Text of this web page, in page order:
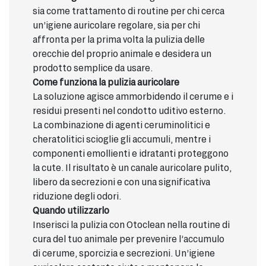
sia come trattamento di routine per chi cerca
un’igiene auricolare regolare, sia per chi
affronta per la prima volta la pulizia delle
orecchie del proprio animale e desidera un
prodotto semplice da usare.
Come funziona la pulizia auricolare
La soluzione agisce ammorbidendo il cerume e i
residui presenti nel condotto uditivo esterno.
La combinazione di agenti ceruminolitici e
cheratolitici scioglie gli accumuli, mentre i
componenti emollienti e idratanti proteggono
la cute. Il risultato è un canale auricolare pulito,
libero da secrezioni e con una significativa
riduzione degli odori.
Quando utilizzarlo
Inserisci la pulizia con Otoclean nella routine di
cura del tuo animale per prevenire l’accumulo
di cerume, sporcizia e secrezioni. Un’igiene